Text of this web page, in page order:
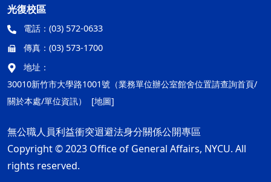
光復校區
電話： (03) 572-0633
傳真： (03) 573-1700
地址：
30010新竹市大學路1001號（業務單位辦公室館舍位置請查詢首頁/
關於本處/單位資訊）
[地圖]
無公職人員利益衝突迴避法身分關係公開專區
Copyright © 2023 Office of General Affairs, NYCU. All
rights reserved.